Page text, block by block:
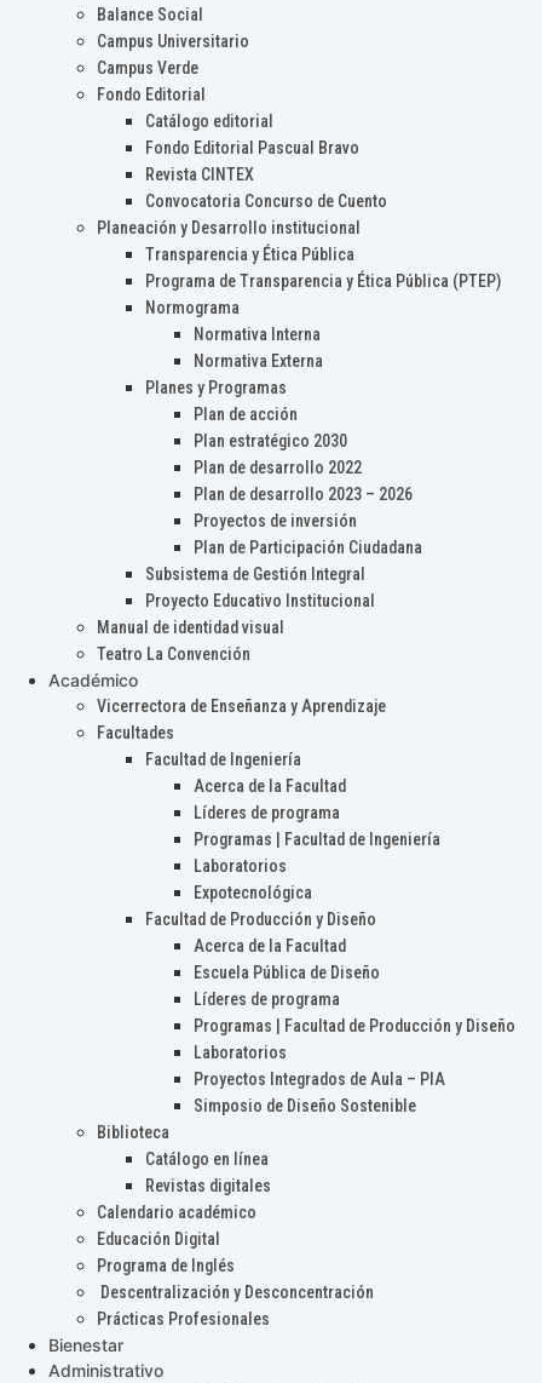
Balance Social
Campus Universitario
Campus Verde
Fondo Editorial
Catálogo editorial
Fondo Editorial Pascual Bravo
Revista CINTEX
Convocatoria Concurso de Cuento
Planeación y Desarrollo institucional
Transparencia y Ética Pública
Programa de Transparencia y Ética Pública (PTEP)
Normograma
Normativa Interna
Normativa Externa
Planes y Programas
Plan de acción
Plan estratégico 2030
Plan de desarrollo 2022
Plan de desarrollo 2023 – 2026
Proyectos de inversión
Plan de Participación Ciudadana
Subsistema de Gestión Integral
Proyecto Educativo Institucional
Manual de identidad visual
Teatro La Convención
Académico
Vicerrectora de Enseñanza y Aprendizaje
Facultades
Facultad de Ingeniería
Acerca de la Facultad
Líderes de programa
Programas | Facultad de Ingeniería
Laboratorios
Expotecnológica
Facultad de Producción y Diseño
Acerca de la Facultad
Escuela Pública de Diseño
Líderes de programa
Programas | Facultad de Producción y Diseño
Laboratorios
Proyectos Integrados de Aula – PIA
Simposio de Diseño Sostenible
Biblioteca
Catálogo en línea
Revistas digitales
Calendario académico
Educación Digital
Programa de Inglés
Descentralización y Desconcentración
Prácticas Profesionales
Bienestar
Administrativo